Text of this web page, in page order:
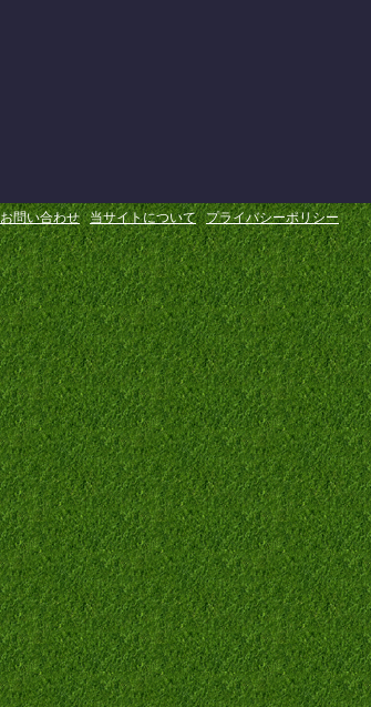
お問い合わせ 当サイトについて プライバシーポリシー